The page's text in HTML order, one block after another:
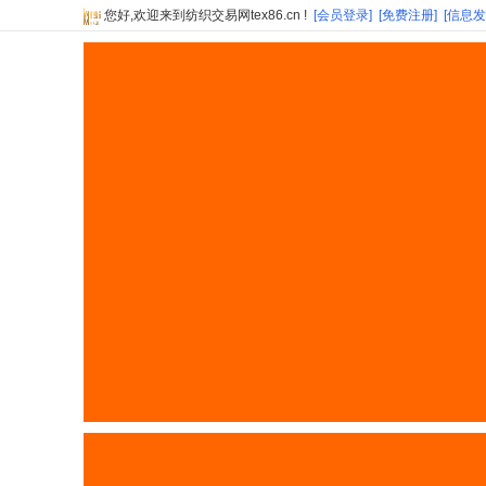
您好,欢迎来到纺织交易网tex86.cn ! [会员登录] [免费注册] [信息